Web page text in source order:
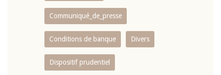
Communiqué_de_presse
Conditions de banque Divers
Dispositif prudentiel